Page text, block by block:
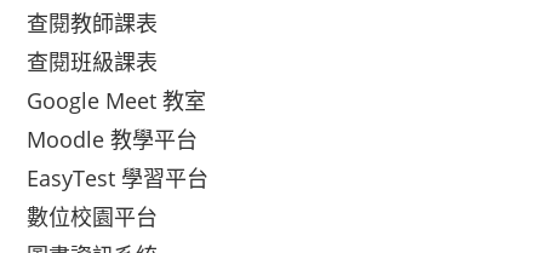
查閱教師課表
查閱班級課表
Google Meet 教室
Moodle 教學平台
EasyTest 學習平台
數位校園平台